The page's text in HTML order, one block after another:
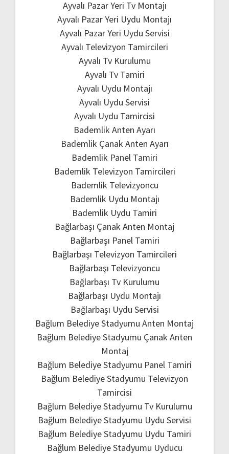
Ayvalı Pazar Yeri Tv Montajı
Ayvalı Pazar Yeri Uydu Montajı
Ayvalı Pazar Yeri Uydu Servisi
Ayvalı Televizyon Tamircileri
Ayvalı Tv Kurulumu
Ayvalı Tv Tamiri
Ayvalı Uydu Montajı
Ayvalı Uydu Servisi
Ayvalı Uydu Tamircisi
Bademlik Anten Ayarı
Bademlik Çanak Anten Ayarı
Bademlik Panel Tamiri
Bademlik Televizyon Tamircileri
Bademlik Televizyoncu
Bademlik Uydu Montajı
Bademlik Uydu Tamiri
Bağlarbaşı Çanak Anten Montaj
Bağlarbaşı Panel Tamiri
Bağlarbaşı Televizyon Tamircileri
Bağlarbaşı Televizyoncu
Bağlarbaşı Tv Kurulumu
Bağlarbaşı Uydu Montajı
Bağlarbaşı Uydu Servisi
Bağlum Belediye Stadyumu Anten Montaj
Bağlum Belediye Stadyumu Çanak Anten
Montaj
Bağlum Belediye Stadyumu Panel Tamiri
Bağlum Belediye Stadyumu Televizyon
Tamircisi
Bağlum Belediye Stadyumu Tv Kurulumu
Bağlum Belediye Stadyumu Uydu Servisi
Bağlum Belediye Stadyumu Uydu Tamiri
Bağlum Belediye Stadyumu Uyducu